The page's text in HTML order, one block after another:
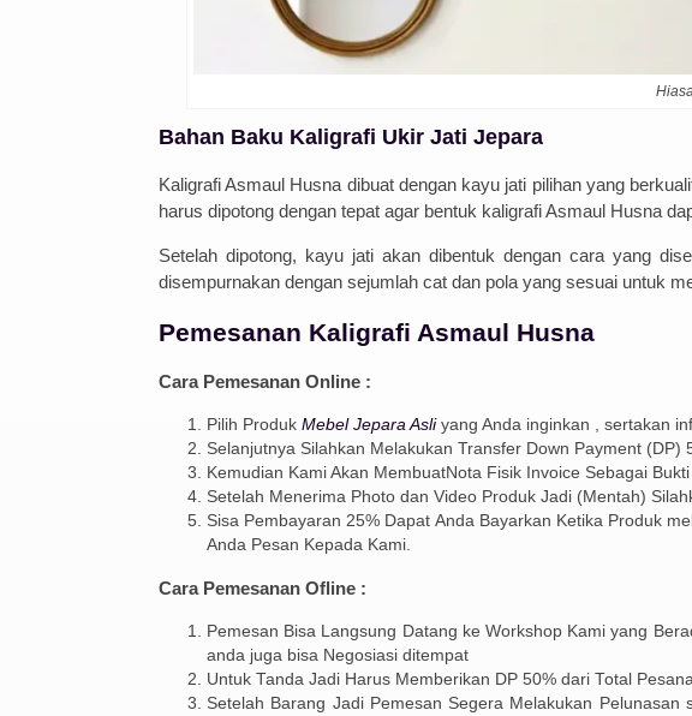
Bahan Baku Kaligrafi Ukir Jati Jepara
KaligrafiAsmaul Husna dibuatdengankayu jati pilihan yang
harus dipotong dengan tepat agar bentuk kaligrafiAsmaul Husna d
Setelah dipotong, kayujatiakandibentuk dengancarayangdis
disempurnakan dengan sejumlah cat dan pola yang sesuai untuk
Pemesanan Kaligrafi Asmaul Husna
Cara Pemesanan Online :
Pilih Produk Mebel Jepara Asliyang Anda inginkan , sertakan
Selanjutnya Silahkan Melakukan Transfer Down Payment
Kemudian Kami Akan MembuatNota Fisik Invoice Sebagai
Setelah Menerima Photo dan Video Produk Jadi (Mentah)
Sisa Pembayaran 25% Dapat Anda Bayarkan Ketika Produk
Anda Pesan Kepada Kami.
Cara Pemesanan Ofline :
Pemesan Bisa Langsung Datang ke Workshop Kami yang
anda juga bisa Negosiasi ditempat
Untuk Tanda Jadi Harus Memberikan DP 50% dari Total
Setelah Barang Jadi Pemesan Segera Melakukan